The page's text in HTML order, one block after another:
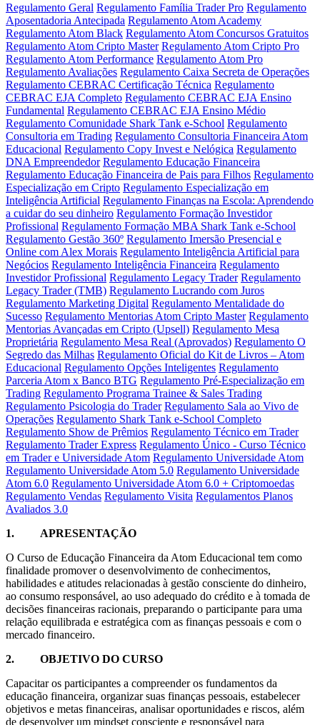
Regulamento Geral Regulamento Família Trader Pro Regulamento
Aposentadoria Antecipada Regulamento Atom Academy
Regulamento Atom Black Regulamento Atom Concursos Gratuitos
Regulamento Atom Cripto Master Regulamento Atom Cripto Pro
Regulamento Atom Performance Regulamento Atom Pro
Regulamento Avaliações Regulamento Caixa Secreta de Operações
Regulamento CEBRAC Certificação Técnica Regulamento
CEBRAC EJA Completo Regulamento CEBRAC EJA Ensino
Fundamental Regulamento CEBRAC EJA Ensino Médio
Regulamento Comunidade Shark Tank e-School Regulamento
Consultoria em Trading Regulamento Consultoria Financeira Atom
Educacional Regulamento Copy Invest e Nelógica Regulamento
DNA Empreendedor Regulamento Educação Financeira
Regulamento Educação Financeira de Pais para Filhos Regulamento
Especialização em Cripto Regulamento Especialização em
Inteligência Artificial Regulamento Finanças na Escola: Aprendendo
a cuidar do seu dinheiro Regulamento Formação Investidor
Profissional Regulamento Formação MBA Shark Tank e-School
Regulamento Gestão 360º Regulamento Imersão Presencial e
Online com Alex Morais Regulamento Inteligência Artificial para
Negócios Regulamento Inteligência Financeira Regulamento
Investidor Profissional Regulamento Legacy Trader Regulamento
Legacy Trader (TMB) Regulamento Lucrando com Juros
Regulamento Marketing Digital Regulamento Mentalidade do
Sucesso Regulamento Mentorias Atom Cripto Master Regulamento
Mentorias Avançadas em Cripto (Upsell) Regulamento Mesa
Proprietária Regulamento Mesa Real (Aprovados) Regulamento O
Segredo das Milhas Regulamento Oficial do Kit de Livros – Atom
Educacional Regulamento Opções Inteligentes Regulamento
Parceria Atom x Banco BTG Regulamento Pré-Especialização em
Trading Regulamento Programa Trainee & Sales Trading
Regulamento Psicologia do Trader Regulamento Sala ao Vivo de
Operações Regulamento Shark Tank e-School Completo
Regulamento Show de Prêmios Regulamento Técnico em Trader
Regulamento Trader Express Regulamento Único - Curso Técnico
em Trader e Universidade Atom Regulamento Universidade Atom
Regulamento Universidade Atom 5.0 Regulamento Universidade
Atom 6.0 Regulamento Universidade Atom 6.0 + Criptomoedas
Regulamento Vendas Regulamento Visita Regulamentos Planos
Avaliados 3.0
1. APRESENTAÇÃO
O Curso de Educação Financeira da Atom Educacional tem como
finalidade promover o desenvolvimento de conhecimentos,
habilidades e atitudes relacionadas à gestão consciente do dinheiro,
ao consumo responsável, ao uso adequado do crédito e à tomada de
decisões financeiras racionais, preparando o participante para uma
relação equilibrada e estratégica com as finanças pessoais e com o
mercado financeiro.
2. OBJETIVO DO CURSO
Capacitar os participantes a compreender os fundamentos da
educação financeira, organizar suas finanças pessoais, estabelecer
objetivos e metas financeiras, analisar oportunidades e riscos, além
de desenvolver um mindset consciente e responsável para